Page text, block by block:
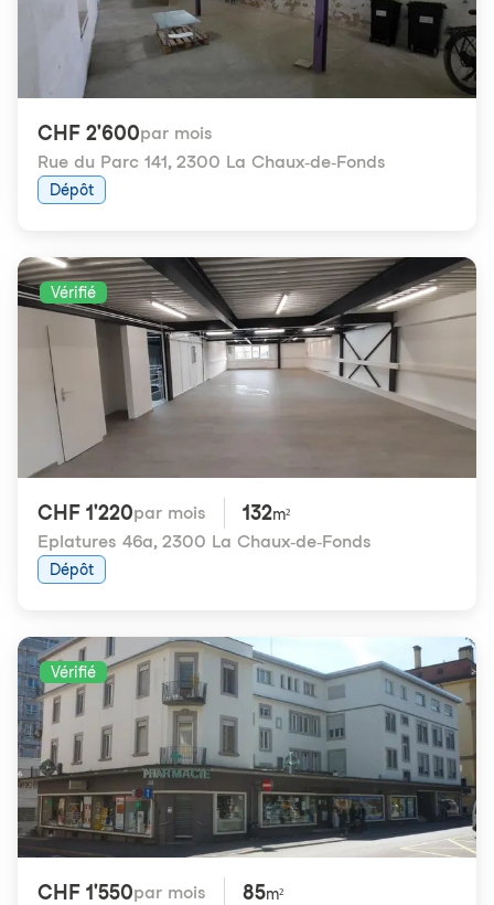
CHF 2'600par mois
Rue du Parc 141, 2300 La Chaux-de-Fonds
Dépôt
Vérifié
CHF 1'220par mois 132m²
Eplatures 46a, 2300 La Chaux-de-Fonds
Dépôt
Vérifié
CHF 1'550par mois 85m²